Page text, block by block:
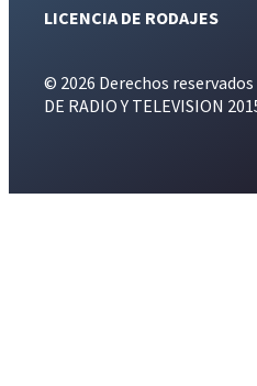
LICENCIA DE RODAJES
© 2026 Derechos reservados
DE RADIO Y TELEVISION